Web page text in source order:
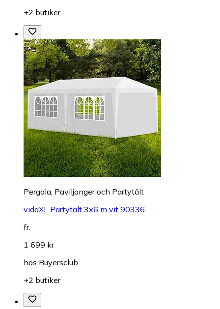
+2 butiker
Pergola, Paviljonger och Partytält
vidaXL Partytält 3x6 m vit 90336
fr.
1 699 kr
hos Buyersclub
+2 butiker